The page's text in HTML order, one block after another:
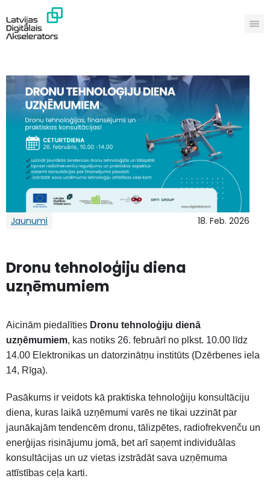
Jaunumi 18. Feb. 2026
Dronu tehnoloģiju diena
uzņēmumiem
Aicinām piedalīties Dronu tehnoloģiju dienā
uzņēmumiem, kas notiks 26. februārī no plkst. 10.00 līdz
14.00 Elektronikas un datorzinātņu institūts (Dzērbenes iela
14, Rīga).
Pasākums ir veidots kā praktiska tehnoloģiju konsultāciju
diena, kuras laikā uzņēmumi varēs ne tikai uzzināt par
jaunākajām tendencēm dronu, tālizpētes, radiofrekvenču un
enerģijas risinājumu jomā, bet arī saņemt individuālas
konsultācijas un uz vietas izstrādāt sava uzņēmuma
attīstības ceļa karti.